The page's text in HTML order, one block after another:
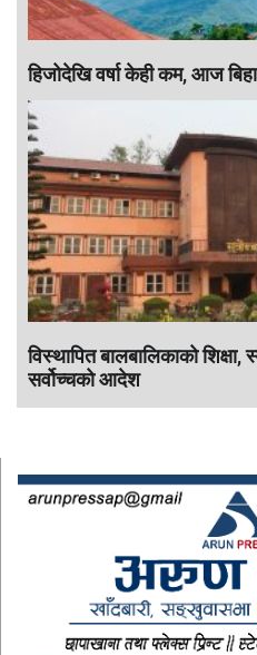
हिजोदेखि वर्षा केही कम, आज
विस्थापित बालबालिकाको
सर्वोच्चको आदेश